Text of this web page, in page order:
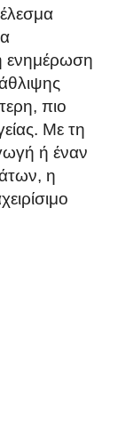
ενημέρωση
πιο
Με τη
ή έναν
η